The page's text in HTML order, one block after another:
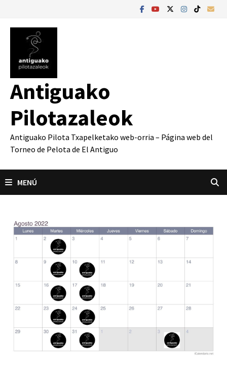
contenido
Antiguako
Pilotazaleok
Antiguako Pilota Txapelketako web-orria – Página web del
Torneo de Pelota de El Antiguo
MENÚ